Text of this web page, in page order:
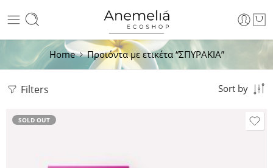
Home Προϊόντα με ετικέτα “ΣΠΥΡΑΚΙΑ”
Filters Sort by
SOLD OUT